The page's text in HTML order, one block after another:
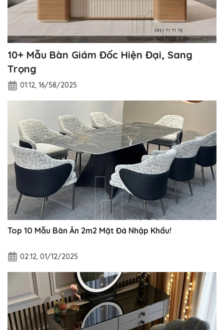
10+ Mẫu Bàn Giám Đốc Hiện Đại, Sang
Trọng
01:12, 16/58/2025
Top 10 Mẫu Bàn Ăn 2m2 Mặt Đá Nhập Khẩu!
02:12, 01/12/2025